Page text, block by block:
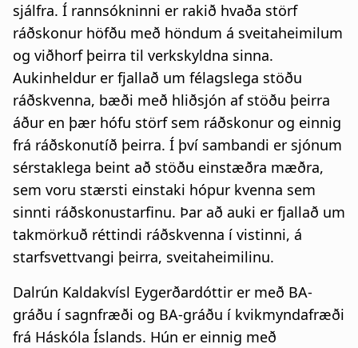
sjálfra. Í rannsókninni er rakið hvaða störf
ráðskonur höfðu með höndum á sveitaheimilum
og viðhorf þeirra til verkskyldna sinna.
Aukinheldur er fjallað um félagslega stöðu
ráðskvenna, bæði með hliðsjón af stöðu þeirra
áður en þær hófu störf sem ráðskonur og einnig
frá ráðskonutíð þeirra. Í því sambandi er sjónum
sérstaklega beint að stöðu einstæðra mæðra,
sem voru stærsti einstaki hópur kvenna sem
sinnti ráðskonustarfinu. Þar að auki er fjallað um
takmörkuð réttindi ráðskvenna í vistinni, á
starfsvettvangi þeirra, sveitaheimilinu.
Dalrún Kaldakvísl Eygerðardóttir er með BA-
gráðu í sagnfræði og BA-gráðu í kvikmyndafræði
frá Háskóla Íslands. Hún er einnig með